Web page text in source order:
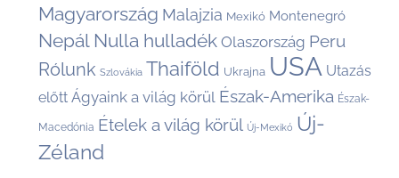
Magyarország Malajzia Mexikó Montenegró
Nepál Nulla hulladék Olaszország Peru
Rólunk Szlovákia Thaiföld Ukrajna USA Utazás
előtt Ágyaink a világ körül Észak-Amerika Észak-
Macedónia Ételek a világ körül Új-Mexikó Új-
Zéland